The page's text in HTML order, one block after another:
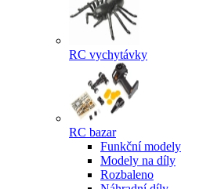
RC vychytávky
RC bazar
Funkční modely
Modely na díly
Rozbaleno